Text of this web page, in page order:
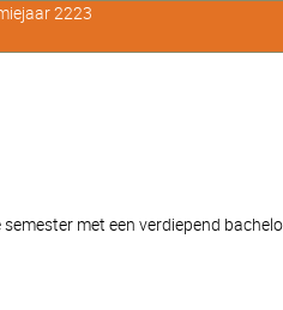
met een verdiepend
2223